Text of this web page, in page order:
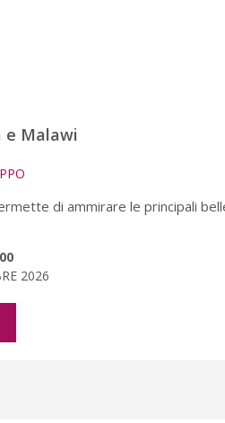
e Malawi
di ammirare le principali
2026